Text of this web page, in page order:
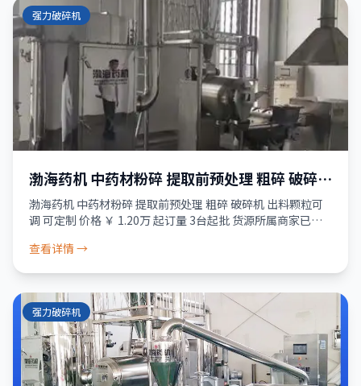
强力破碎机
渤海药机 中药材粉碎 提取前预处理 粗碎 破碎机
出料颗粒可调 可定制
渤海药机 中药材粉碎 提取前预处理 粗碎 破碎机 出料颗粒可
调 可定制 价格 ￥ 1.20万 起订量 3台起批 货源所属商家已经
障 7天
查看详情 →
强力破碎机